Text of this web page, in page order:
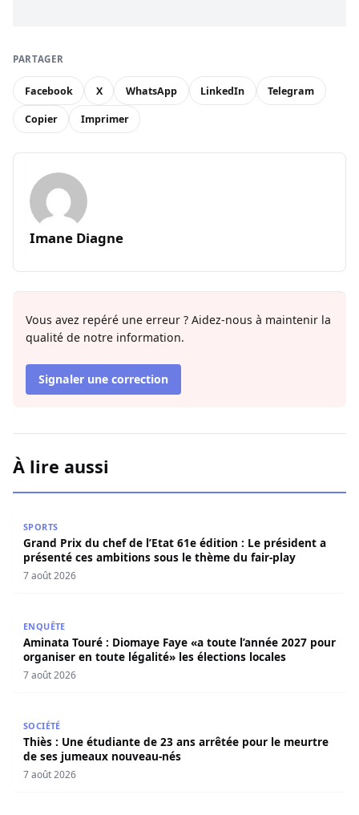
PARTAGER
Facebook X WhatsApp LinkedIn Telegram
Copier Imprimer
Imane Diagne
Vous avez repéré une erreur ? Aidez-nous à maintenir la
qualité de notre information.
Signaler une correction
À lire aussi
SPORTS
Grand Prix du chef de l’Etat 61e édition : Le président a
présenté ces ambitions sous le thème du fair-play
7 août 2026
ENQUÊTE
Aminata Touré : Diomaye Faye «a toute l’année 2027 pour
organiser en toute légalité» les élections locales
7 août 2026
SOCIÉTÉ
Thiès : Une étudiante de 23 ans arrêtée pour le meurtre
de ses jumeaux nouveau-nés
7 août 2026